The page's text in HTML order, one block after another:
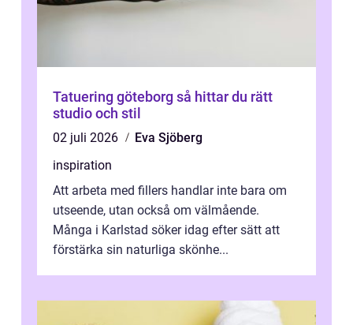
Tatuering göteborg så hittar du rätt
studio och stil
02 juli 2026
Eva Sjöberg
inspiration
Att arbeta med fillers handlar inte bara om
utseende, utan också om välmående.
Många i Karlstad söker idag efter sätt att
förstärka sin naturliga skönhe...